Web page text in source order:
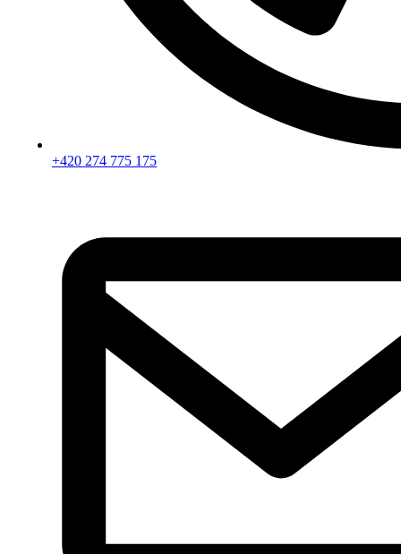
+420 274 775 175